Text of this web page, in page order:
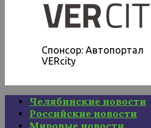
Спонсор: Автопортал
VERcity
Челябинские новости
Российские новости
Мировые новости